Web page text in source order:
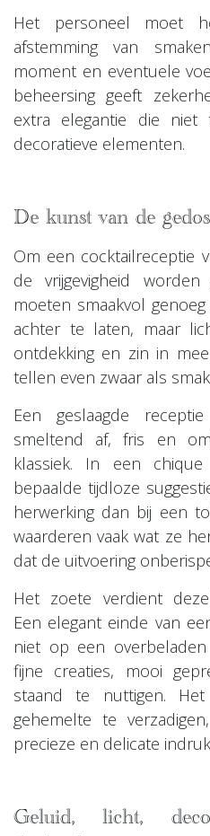
Het personeel moet
afstemming van
moment en eventuele
beheersing geeft
extra elegantie die
decoratieve elementen.
De kunst van de
Om een cocktailreceptie
de vrijgevigheid
moeten smaakvol
achter te laten, maar
ontdekking en zin in
tellen even zwaar als
Een geslaagde
smeltend af, fris en
klassiek. In een chique
bepaalde tijdloze
herwerking dan bij een
waarderen vaak wat ze
dat de uitvoering
Het zoete verdient
Een elegant einde van
niet op een
fijne creaties, mooi
staand te nuttigen.
gehemelte te
precieze en delicate
Geluid, licht,